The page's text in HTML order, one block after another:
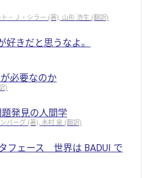
・Ｊ・シラー (著), 山形 浩生 (翻訳)
好きだと思うなよ。
必要なのか
)
発見の人間学
バーグ (著), 木村 泉 (翻訳)
フェース 世界は BADUI で